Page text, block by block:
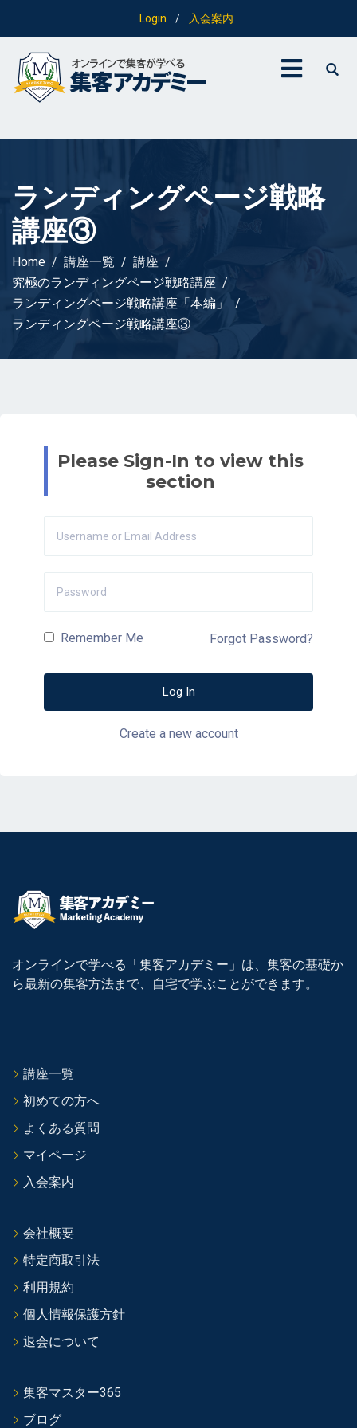
Login / 入会案内
ランディングページ戦略
講座③
Home 講座一覧
講座
究極のランディングページ戦略講座
ランディングページ戦略講座「本編」
ランディングページ戦略講座③
Please Sign-In to view this
section
Remember Me Forgot Password?
Create a new account
オンラインで学べる「集客アカデミー」は、集客の基礎か
ら最新の集客方法まで、自宅で学ぶことができます。
講座一覧
初めての方へ
よくある質問
マイページ
入会案内
会社概要
特定商取引法
利用規約
個人情報保護方針
退会について
集客マスター365
ブログ